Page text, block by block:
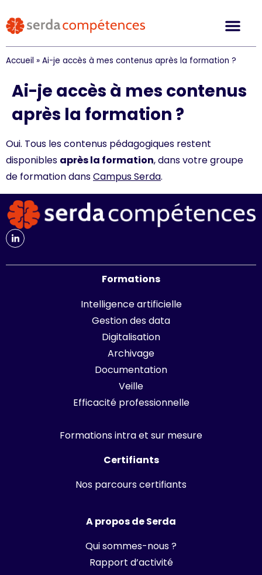
Accueil » Ai-je accès à mes contenus après la formation ?
Ai-je accès à mes contenus
après la formation ?
Oui. Tous les contenus pédagogiques restent
disponibles après la formation, dans votre groupe
de formation dansCampus Serda.
Formations
Intelligence artificielle
Gestion des data
Digitalisation
Archivage
Documentation
Veille
Efficacité professionnelle
Formations intra et sur mesure
Certifiants
Nos parcours certifiants
A propos de Serda
Qui sommes-nous ?
Rapport d’activité